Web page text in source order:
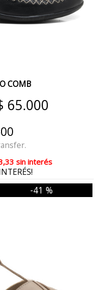
COMB
65.000
sin interés
-41 %